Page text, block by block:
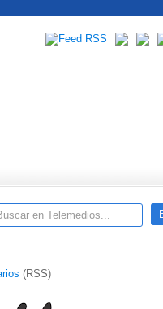
(RSS)